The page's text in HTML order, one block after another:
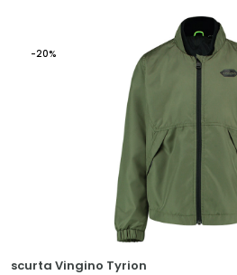
-20%
scurta Vingino Tyrion